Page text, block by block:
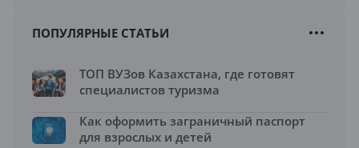
ПОПУЛЯРНЫЕ СТАТЬИ
ТОП ВУЗов Казахстана, где готовят
специалистов туризма
Как оформить заграничный паспорт
для взрослых и детей